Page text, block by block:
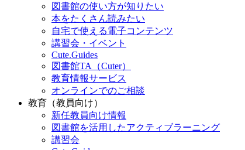
図書館の使い方が知りたい
本をたくさん読みたい
自宅で使える電子コンテンツ
講習会・イベント
Cute.Guides
図書館TA（Cuter）
教育情報サービス
オンラインでのご相談
教育（教員向け）
新任教員向け情報
図書館を活用したアクティブラーニング
講習会